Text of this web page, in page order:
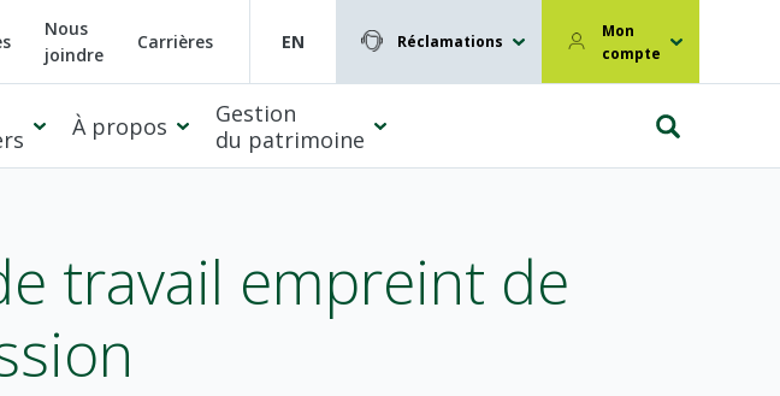
Nous
joindre
Carrières EN Réclamations
Mon
compte
À propos
Gestion
du patrimoine
travail empreint de